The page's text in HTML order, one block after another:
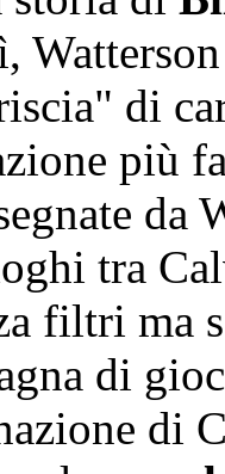
di
più
da
tra
filtri ma
di
di